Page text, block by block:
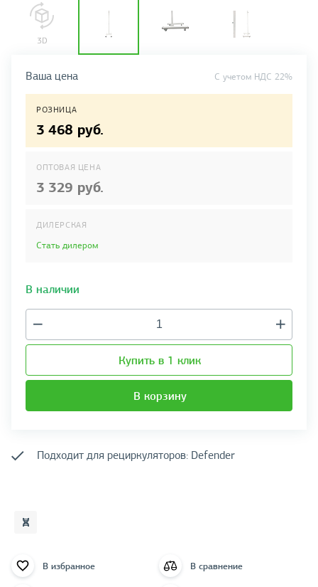
Ваша цена C учетом НДС 22%
РОЗНИЦА
3 468 руб.
ОПТОВАЯ ЦЕНА
3 329 руб.
ДИЛЕРСКАЯ
Стать дилером
В наличии
Купить в 1 клик
В корзину
Подходит для рециркуляторов: Defender
В избранное В сравнение